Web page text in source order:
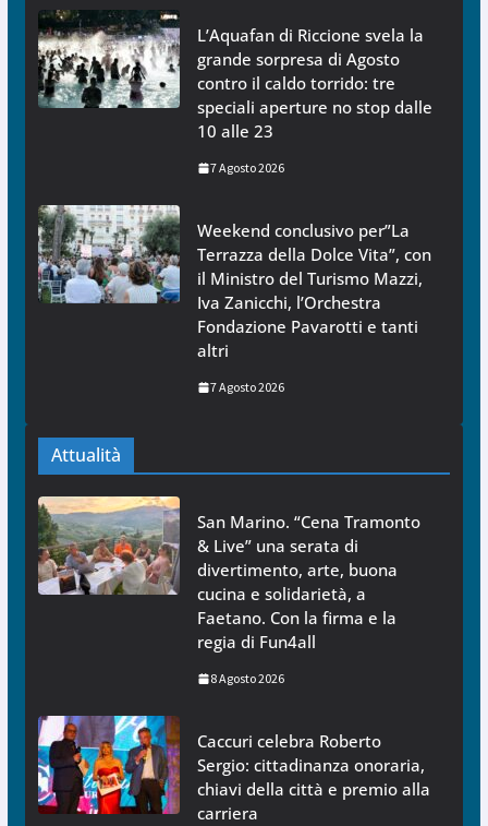
L’Aquafan di Riccione svela la
grande sorpresa di Agosto
contro il caldo torrido: tre
speciali aperture no stop dalle
10 alle 23
7 Agosto 2026
Weekend conclusivo per”La
Terrazza della Dolce Vita”, con
il Ministro del Turismo Mazzi,
Iva Zanicchi, l’Orchestra
Fondazione Pavarotti e tanti
altri
7 Agosto 2026
Attualità
San Marino. “Cena Tramonto
& Live” una serata di
divertimento, arte, buona
cucina e solidarietà, a
Faetano. Con la firma e la
regia di Fun4all
8 Agosto 2026
Caccuri celebra Roberto
Sergio: cittadinanza onoraria,
chiavi della città e premio alla
carriera